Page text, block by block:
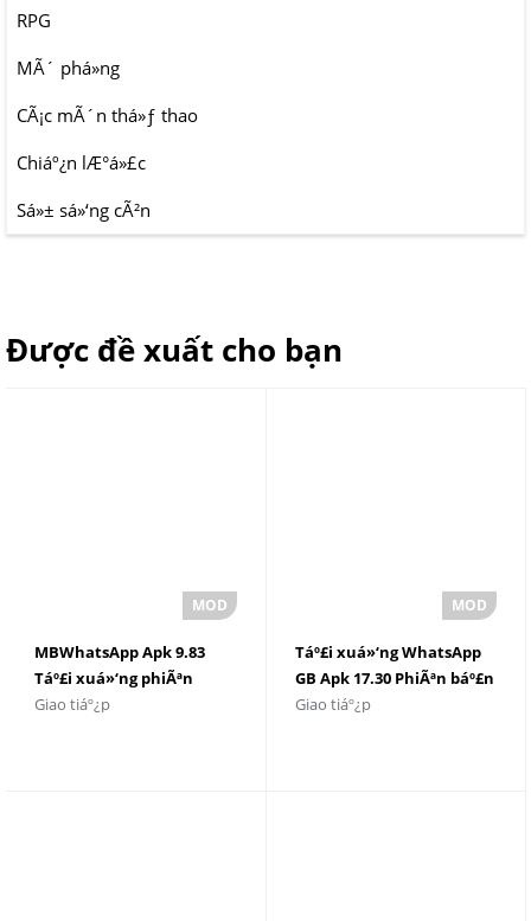
RPG
MÃ´ phá»ng
CÃ¡c mÃ´n thá»ƒ thao
Chiáº¿n lÆ°á»£c
Sá»± sá»‘ng cÃ²n
Được đề xuất cho bạn
MBWhatsApp Apk 9.83
Táº£i xuá»‘ng phiÃªn
báº£n má»›i nháº¥t 2025
Giao tiáº¿p
Táº£i xuá»‘ng WhatsApp
GB Apk 17.30 PhiÃªn báº£n
má»›i nháº¥t
Giao tiáº¿p